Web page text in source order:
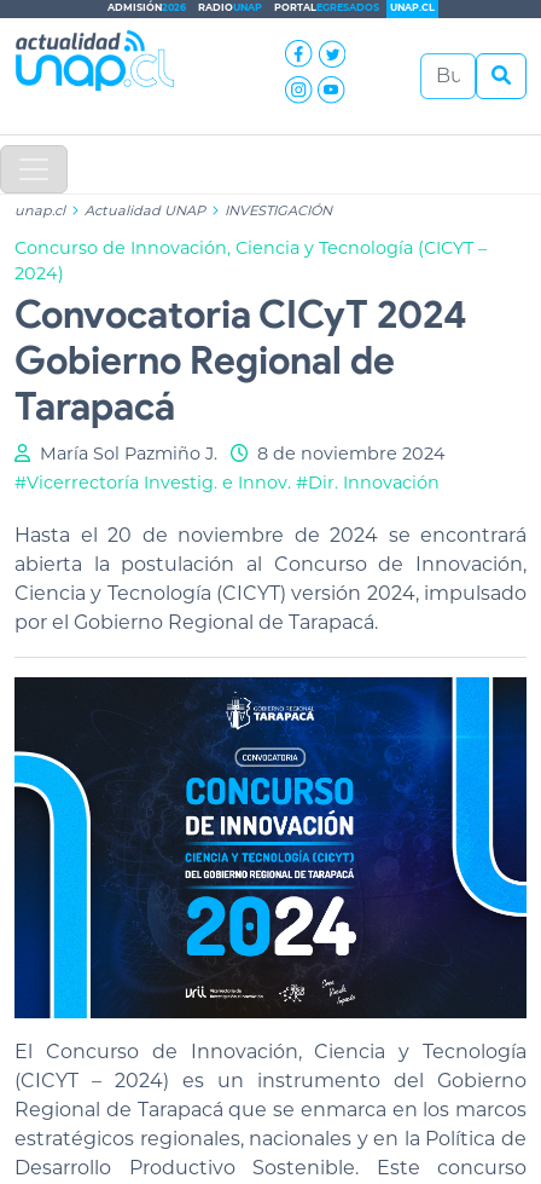
ADMISIÓN2026 RADIOUNAP PORTALEGRESADOS UNAP.CL
unap.cl Actualidad UNAP INVESTIGACIÓN
Concurso de Innovación, Ciencia y Tecnología (CICYT –
2024)
Convocatoria CICyT 2024
Gobierno Regional de
Tarapacá
María Sol Pazmiño J.
8 de noviembre 2024
#Vicerrectoría Investig. e Innov. #Dir. Innovación
Hasta el 20 de noviembre de 2024 se encontrará
abierta la postulación al Concurso de Innovación,
Ciencia y Tecnología (CICYT) versión 2024, impulsado
por el Gobierno Regional de Tarapacá.
El Concurso de Innovación, Ciencia y Tecnología
(CICYT – 2024) es un instrumento del Gobierno
Regional de Tarapacá que se enmarca en los marcos
estratégicos regionales, nacionales y en la Política de
Desarrollo Productivo Sostenible. Este concurso